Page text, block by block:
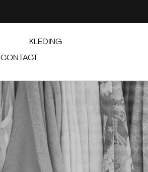
KLEDING
CONTACT